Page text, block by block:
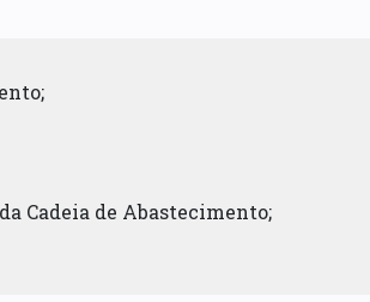
Cadeia de Abastecimento;